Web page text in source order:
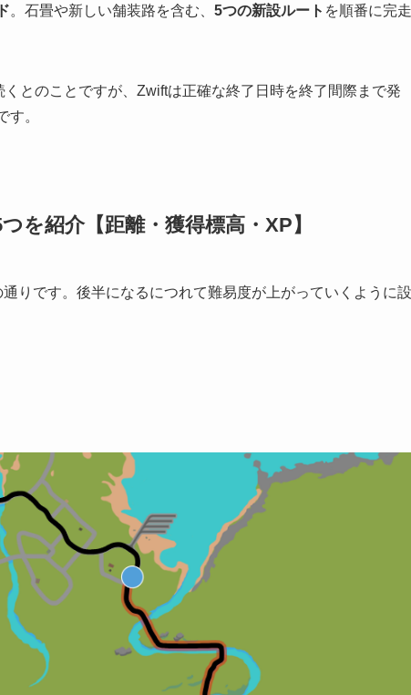
。石畳や新しい舗装路を含む、 5つの新設ルート を順番に完走
とのことですが、Zwiftは正確な終了日時を終了間際まで発
。
を紹介【距離・獲得標高・XP】
りです。後半になるにつれて難易度が上がっていくように設